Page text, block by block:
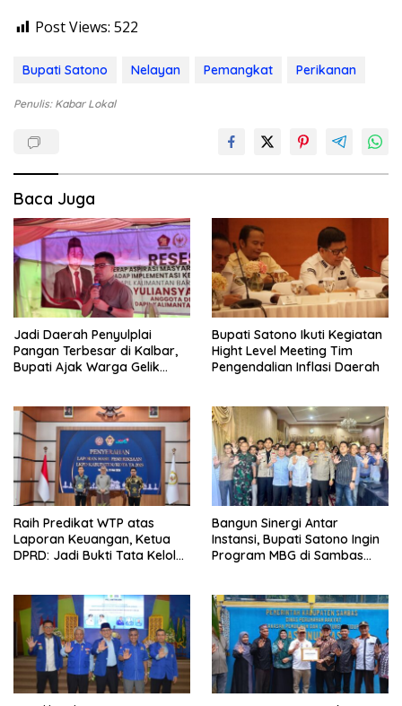
Post Views: 522
Bupati Satono Nelayan Pemangkat Perikanan
Penulis: Kabar Lokal
Baca Juga
Jadi Daerah Penyulplai
Pangan Terbesar di Kalbar,
Bupati Ajak Warga Gelik
Bupati Satono Ikuti Kegiatan
Hight Level Meeting Tim
Pengendalian Inflasi Daerah
Raih Predikat WTP atas
Laporan Keuangan, Ketua
DPRD: Jadi Bukti Tata Kelola
Bangun Sinergi Antar
Instansi, Bupati Satono Ingin
Program MBG di Sambas